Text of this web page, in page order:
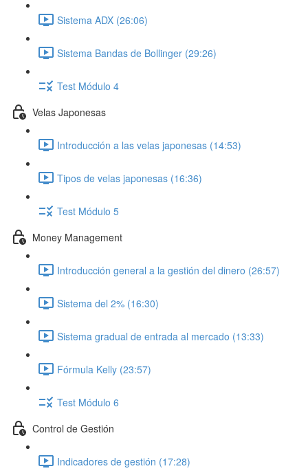
Sistema ADX (26:06)
Sistema Bandas de Bollinger (29:26)
Test Módulo 4
Velas Japonesas
Introducción a las velas japonesas (14:53)
Tipos de velas japonesas (16:36)
Test Módulo 5
Money Management
Introducción general a la gestión del dinero (26:57)
Sistema del 2% (16:30)
Sistema gradual de entrada al mercado (13:33)
Fórmula Kelly (23:57)
Test Módulo 6
Control de Gestión
Indicadores de gestión (17:28)